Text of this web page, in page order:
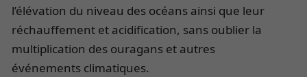
l’élévation du niveau des océans ainsi que leur
réchauffement et acidification, sans oublier la
multiplication des ouragans et autres
événements climatiques.